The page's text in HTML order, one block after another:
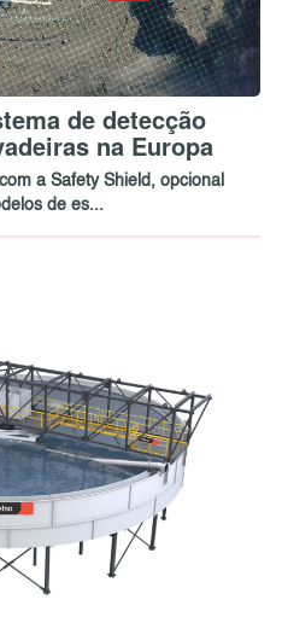
de detecção
na Europa
a Safety Shield, opcional
de es...